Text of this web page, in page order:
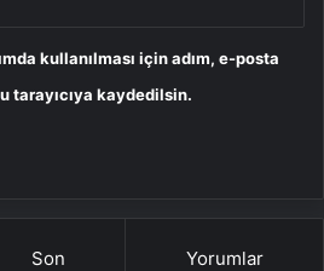
kullanılması için adım, e-posta
tarayıcıya kaydedilsin.
Son Yorumlar